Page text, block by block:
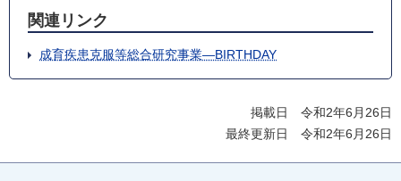
関連リンク
成育疾患克服等総合研究事業―BIRTHDAY
掲載日 令和2年6月26日
最終更新日 令和2年6月26日